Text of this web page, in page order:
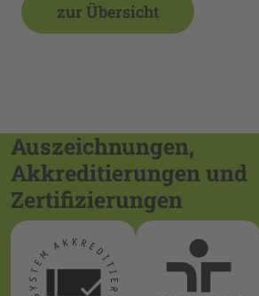
zur Übersicht
Auszeichnungen,
Akkreditierungen und
Zertifizierungen